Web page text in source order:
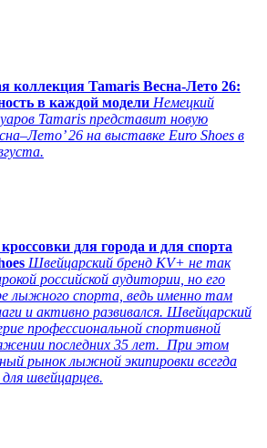
коллекция Tamaris Весна-Лето 26:
в каждой модели Немецкий
Tamaris представит новую
26 на выставке Euro Shoes в
для города и для спорта
Швейцарский бренд KV+ не так
российской аудитории, но его
лыжного спорта, ведь именно там
и активно развивался. Швейцарский
профессиональной спортивной
последних 35 лет. При этом
рынок лыжной экипировки всегда
швейцарцев.